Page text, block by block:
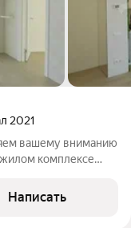
2021
вашему вниманию
комплексе
качественный
Написать